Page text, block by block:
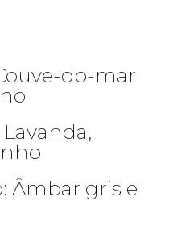
do-mar
Âmbar gris e